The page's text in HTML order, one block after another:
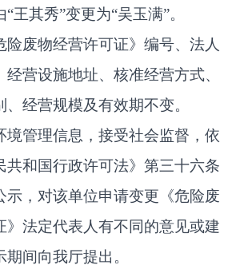
王其秀”变更为“吴玉满”。
险废物经营许可证》编号、法人
经营设施地址、核准经营方式、
经营规模及有效期不变。
境管理信息，接受社会监督，依
共和国行政许可法》第三十六条
示，对该单位申请变更《危险废
》法定代表人有不同的意见或建
间向我厅提出。